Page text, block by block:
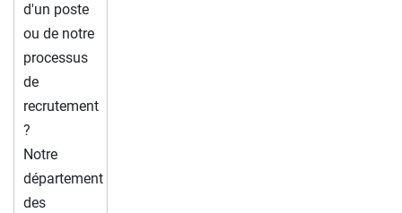
d'un poste
ou de notre
processus
de
recrutement
?
Notre
département
des